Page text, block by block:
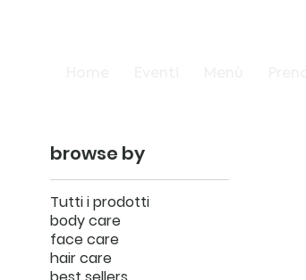
browse by
Tutti i prodotti
body care
face care
hair care